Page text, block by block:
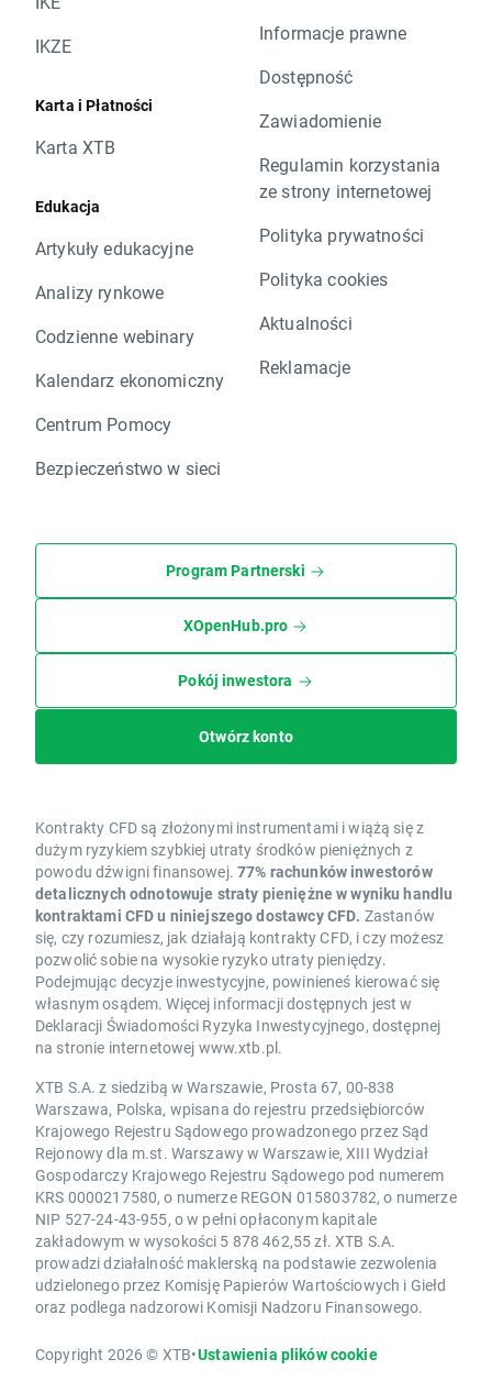
IKZE
Karta i Płatności
Karta XTB
Edukacja
Artykuły edukacyjne
Analizy rynkowe
Codzienne webinary
Kalendarz ekonomiczny
Centrum Pomocy
Bezpieczeństwo w sieci
Informacje prawne
Dostępność
Zawiadomienie
Regulamin korzystania
ze strony internetowej
Polityka prywatności
Polityka cookies
Aktualności
Reklamacje
Program Partnerski
XOpenHub.pro
Pokój inwestora
Otwórz konto
Kontrakty CFD są złożonymi instrumentami i wiążą się z
dużym ryzykiem szybkiej utraty środków pieniężnych z
powodu dźwigni finansowej. 77% rachunków inwestorów
detalicznych odnotowuje straty pieniężne w wyniku handlu
kontraktami CFD u niniejszego dostawcy CFD. Zastanów
się, czy rozumiesz, jak działają kontrakty CFD, i czy możesz
pozwolić sobie na wysokie ryzyko utraty pieniędzy.
Podejmując decyzje inwestycyjne, powinieneś kierować się
własnym osądem. Więcej informacji dostępnych jest w
Deklaracji Świadomości Ryzyka Inwestycyjnego, dostępnej
na stronie internetowej www.xtb.pl.
XTB S.A. z siedzibą w Warszawie, Prosta 67, 00-838
Warszawa, Polska, wpisana do rejestru przedsiębiorców
Krajowego Rejestru Sądowego prowadzonego przez Sąd
Rejonowy dla m.st. Warszawy w Warszawie, XIII Wydział
Gospodarczy Krajowego Rejestru Sądowego pod numerem
KRS 0000217580, o numerze REGON 015803782, o numerze
NIP 527-24-43-955, o w pełni opłaconym kapitale
zakładowym w wysokości 5 878 462,55 zł. XTB S.A.
prowadzi działalność maklerską na podstawie zezwolenia
udzielonego przez Komisję Papierów Wartościowych i Giełd
oraz podlega nadzorowi Komisji Nadzoru Finansowego.
Copyright 2026 © XTB•Ustawienia plików cookie